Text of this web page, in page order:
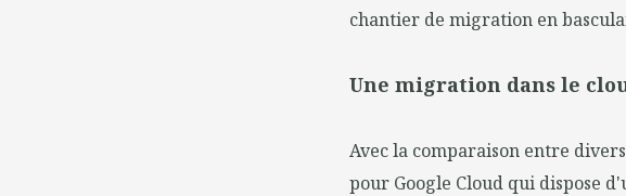
chantier de migration en
Une migration dans le
Avec la comparaison entre
pour Google Cloud qui dispose